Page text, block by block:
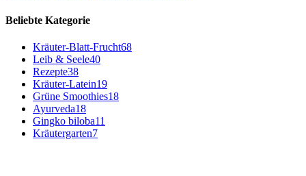
Beliebte Kategorie
Kräuter-Blatt-Frucht68
Leib & Seele40
Rezepte38
Kräuter-Latein19
Grüne Smoothies18
Ayurveda18
Gingko biloba11
Kräutergarten7